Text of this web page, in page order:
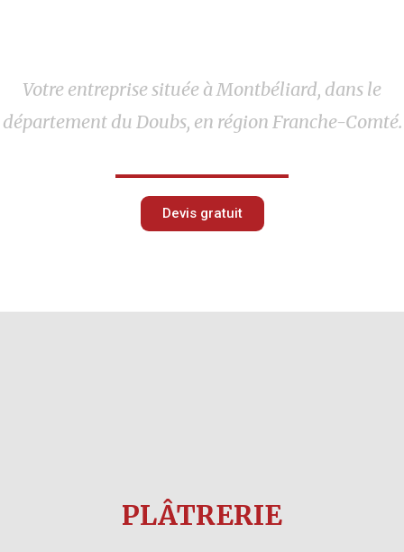
Votre entreprise située à Montbéliard, dans le
département du Doubs, en région Franche-Comté.
Devis gratuit
PLÂTRERIE